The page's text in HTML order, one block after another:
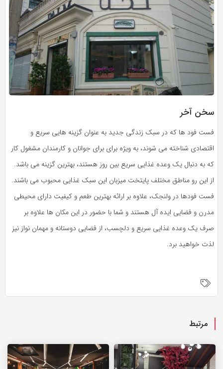
سخن آخر
فست فود ها که در سبک زندگی جدید به عنوان گزینه هایی سریع و
اقتصادی شناخته می شوند، به ویژه برای برای جوانان و کارمندان مشغول کار
که به دنبال یک وعده غذایی سریع بین روز هستند، بهترین گزینه می باشد.
از این رو مناطق مختلف پایتخت میزبان این سبک غذایی محبوب می باشند.
فست فودها در ولنجک، علاوه بر ارائه بهترین طعم و کیفیت دارای محیطی
مدرن و فضایی ایده آل هستند و شما با حضور در این مکان ها علاوه بر
صرف یک وعده غذایی سریع و دلچسب، از فضایی دوستانه و مهمان نواز نیز
لذت خواهید برد.
مرتبط